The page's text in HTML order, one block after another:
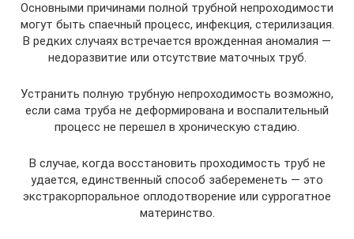
Основными причинами полной трубной непроходимости
могут быть спаечный процесс, инфекция, стерилизация.
В редких случаях встречается врожденная аномалия —
недоразвитие или отсутствие маточных труб.
Устранить полную трубную непроходимость возможно,
если сама труба не деформирована и воспалительный
процесс не перешел в хроническую стадию.
В случае, когда восстановить проходимость труб не
удается, единственный способ забеременеть — это
экстракорпоральное оплодотворение или суррогатное
материнство.